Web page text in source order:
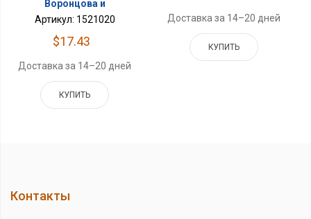
Воронцова и
Артикул: 1521020
$17.43
Доставка за 14–20 дней
КУПИТЬ
Доставка за 14–20 дней
КУПИТЬ
Контакты